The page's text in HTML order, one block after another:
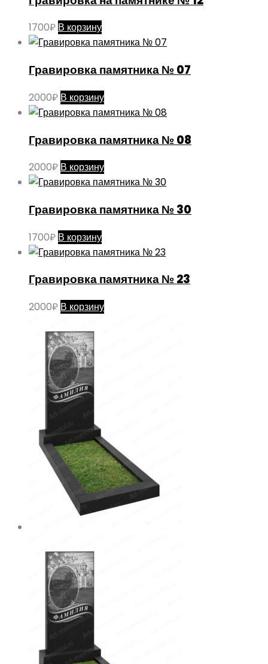
1700₽ В корзину
Гравировка памятника № 07
2000₽ В корзину
Гравировка памятника № 08
2000₽ В корзину
Гравировка памятника № 30
1700₽ В корзину
Гравировка памятника № 23
2000₽ В корзину